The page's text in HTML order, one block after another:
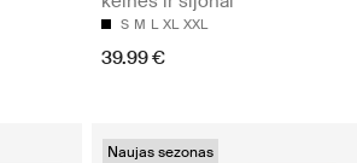
S M L XL XXL
39.99 €
Naujas sezonas